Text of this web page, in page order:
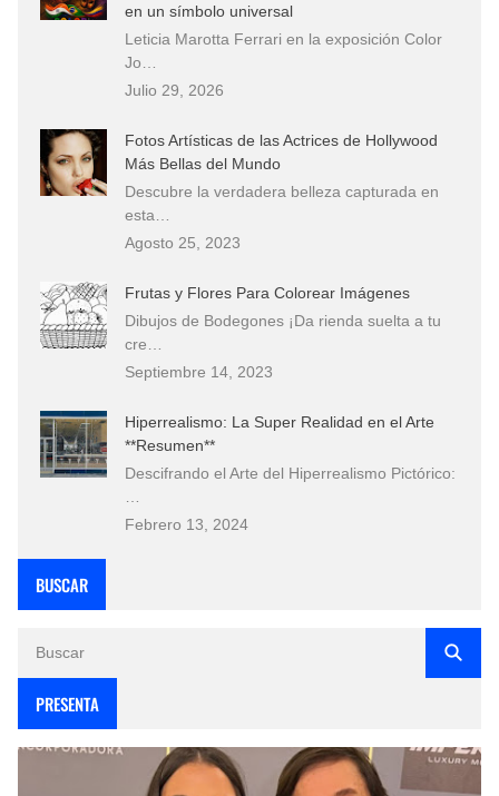
en un símbolo universal
Leticia Marotta Ferrari en la exposición Color
Jo…
Julio 29, 2026
Fotos Artísticas de las Actrices de Hollywood
Más Bellas del Mundo
Descubre la verdadera belleza capturada en
esta…
Agosto 25, 2023
Frutas y Flores Para Colorear Imágenes
Dibujos de Bodegones ¡Da rienda suelta a tu
cre…
Septiembre 14, 2023
Hiperrealismo: La Super Realidad en el Arte
**Resumen**
Descifrando el Arte del Hiperrealismo Pictórico:
Febrero 13, 2024
BUSCAR
PRESENTA